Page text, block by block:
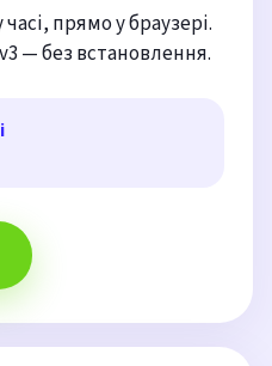
прямо у браузері.
— без встановлення.